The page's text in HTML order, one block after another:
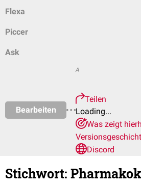
Flexa
Piccer
Ask
Bearbeiten
A
Teilen
Loading...
Was zeigt
Discord
Stichwort: